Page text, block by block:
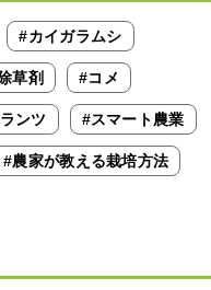
#カイガラムシ
草剤 #コメ
ンツ #スマート農業
#農家が教える栽培方法